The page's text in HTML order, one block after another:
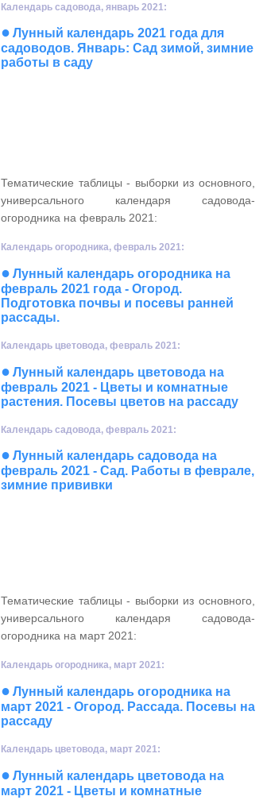
Календарь садовода, январь 2021:
● Лунный календарь 2021 года для
садоводов. Январь: Сад зимой, зимние
работы в саду
Тематические таблицы - выборки из основного,
универсального календаря садовода-
огородника на февраль 2021:
Календарь огородника, февраль 2021:
● Лунный календарь огородника на
февраль 2021 года - Огород.
Подготовка почвы и посевы ранней
рассады.
Календарь цветовода, февраль 2021:
● Лунный календарь цветовода на
февраль 2021 - Цветы и комнатные
растения. Посевы цветов на рассаду
Календарь садовода, февраль 2021:
● Лунный календарь садовода на
февраль 2021 - Сад. Работы в феврале,
зимние прививки
Тематические таблицы - выборки из основного,
универсального календаря садовода-
огородника на март 2021:
Календарь огородника, март 2021:
● Лунный календарь огородника на
март 2021 - Огород. Рассада. Посевы на
рассаду
Календарь цветовода, март 2021:
● Лунный календарь цветовода на
март 2021 - Цветы и комнатные